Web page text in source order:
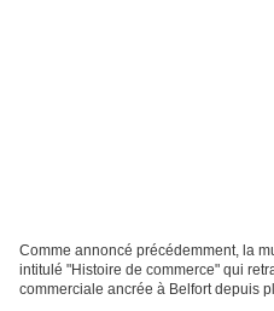
Comme annoncé précédemment, la
intitulé "Histoire de commerce" qui
commerciale ancrée à Belfort depuis